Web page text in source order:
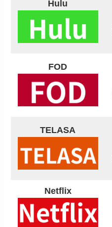
Hulu
FOD
TELASA
Netflix